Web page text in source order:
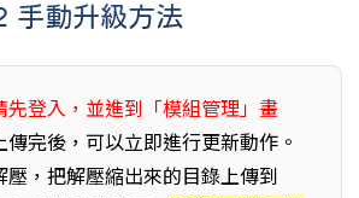
動升級方法
先登入，並進到「模組管理」畫
傳完後，可以立即進行更新動作。
壓，把解壓縮出來的目錄上傳到